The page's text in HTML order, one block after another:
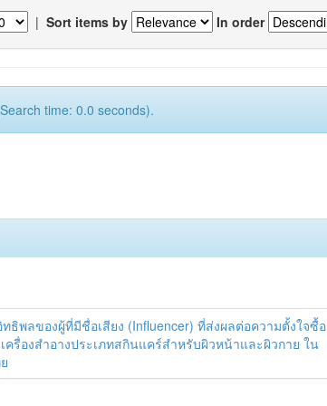
| Sort items by In order
time: 0.0 seconds).
ธิพลของผู้ที่มีชื่อเสียง (Influencer) ที่ส่งผลต่อความตั้งใจซื้อ
รื่องสำอางประเภทสกินแคร์สำหรับผิวหน้าและผิวกาย ใน